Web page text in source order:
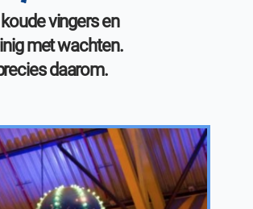
vingers en
met wachten.
daarom.